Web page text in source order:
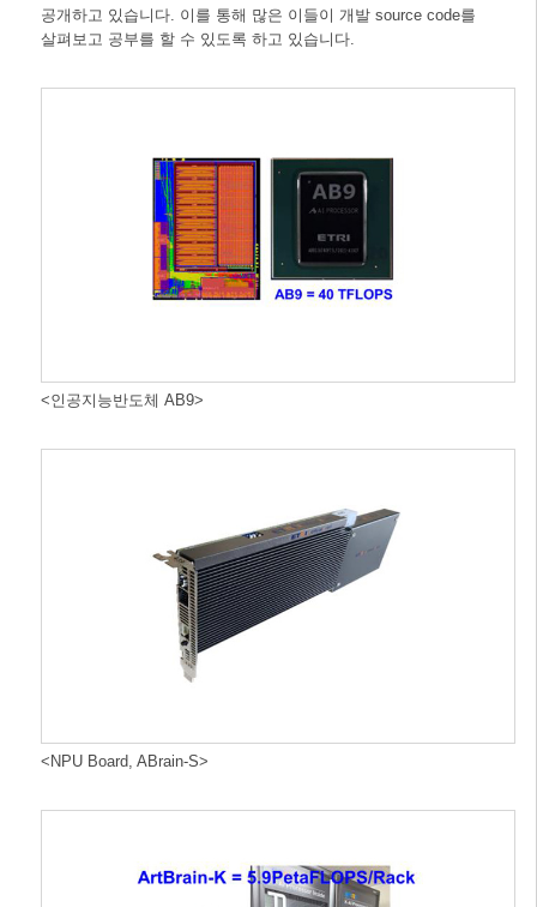
공개하고 있습니다. 이를 통해 많은 이들이 개발 source code를
살펴보고 공부를 할 수 있도록 하고 있습니다.
<인공지능반도체 AB9>
<NPU Board, ABrain-S>